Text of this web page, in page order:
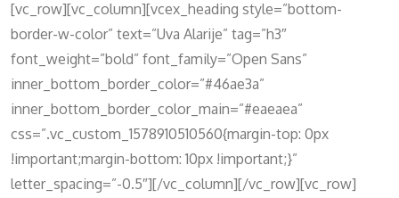
[vc_row][vc_column][vcex_heading style=”bottom-
border-w-color” text=”Uva Alarije” tag=”h3″
font_weight=”bold” font_family=”Open Sans”
inner_bottom_border_color=”#46ae3a”
inner_bottom_border_color_main=”#eaeaea”
css=”.vc_custom_1578910510560{margin-top: 0px
!important;margin-bottom: 10px !important;}”
letter_spacing=”-0.5″][/vc_column][/vc_row][vc_row]